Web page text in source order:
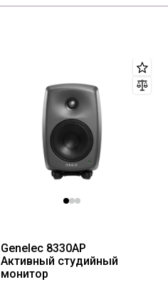
Genelec 8330AP
Активный студийный
монитор